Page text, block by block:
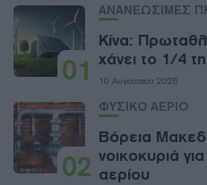
01
ΑΝΑΝΕΩΣΙΜΕΣ
Κίνα:
χάνει το 1/4
10 Αυγούστου 2026
02
ΦΥΣΙΚΟ ΑΕΡΙΟ
Βόρεια
νοικοκυριά
αερίου